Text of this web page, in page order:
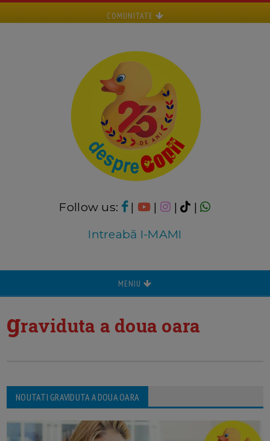
COMUNITATE
Follow us: | | |
|
Intreabă I-MAMI
MENIU
graviduta a doua oara
NOUTATI GRAVIDUTA A DOUA OARA